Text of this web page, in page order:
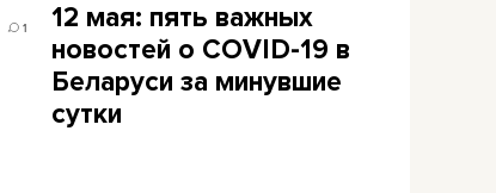
1
12 мая: пять важных
новостей о COVID-19 в
Беларуси за минувшие
сутки